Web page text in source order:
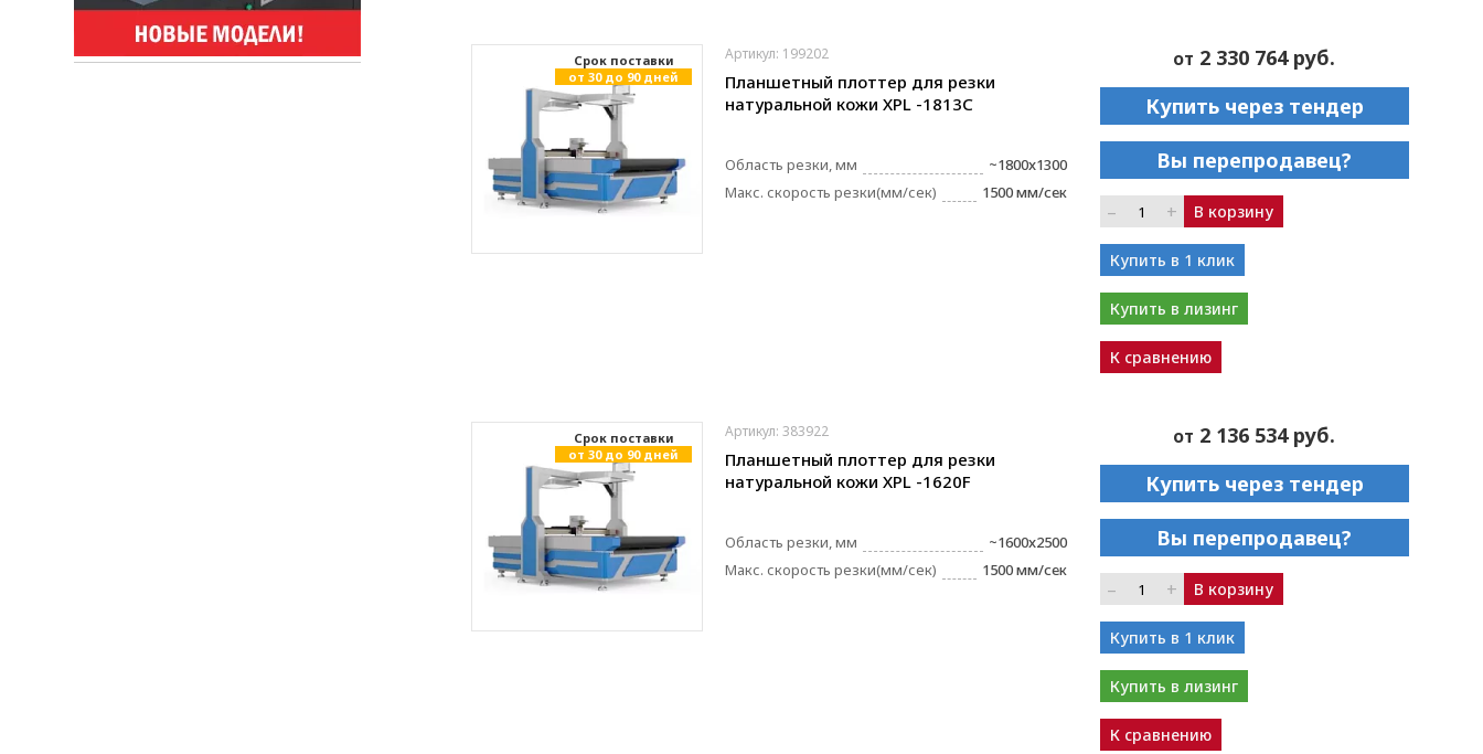
Cрок поставки
от 30 до 90 дней
Артикул: 199202
Планшетный плоттер для резки
натуральной кожи XPL -1813C
Область резки, мм
~1800x1300
Макс. скорость резки(мм/сек)
1500 мм/сек
от 2 330 764 руб.
Купить через тендер
Вы перепродавец?
– + В корзину
Купить в 1 клик
Купить в лизинг
К сравнению
Cрок поставки
от 30 до 90 дней
Артикул: 383922
Планшетный плоттер для резки
натуральной кожи XPL -1620F
Область резки, мм
~1600x2500
Макс. скорость резки(мм/сек)
1500 мм/сек
от 2 136 534 руб.
Купить через тендер
Вы перепродавец?
– + В корзину
Купить в 1 клик
Купить в лизинг
К сравнению